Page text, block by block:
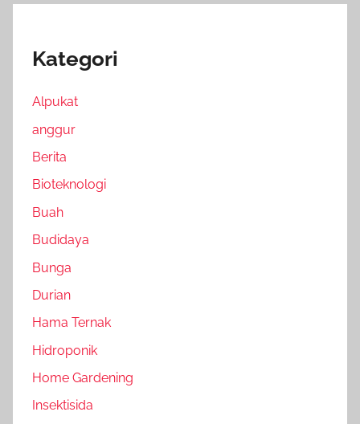
Kategori
Alpukat
anggur
Berita
Bioteknologi
Buah
Budidaya
Bunga
Durian
Hama Ternak
Hidroponik
Home Gardening
Insektisida